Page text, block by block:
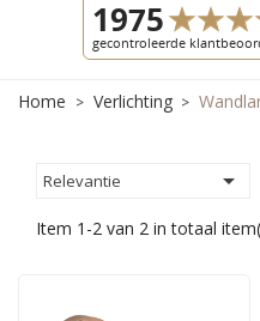
Home Verlichting
Relevantie 
Item 1-2 van 2 in totaal